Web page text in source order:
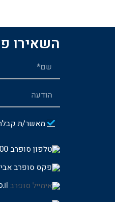
השאירו
מאשר/ת קבלת